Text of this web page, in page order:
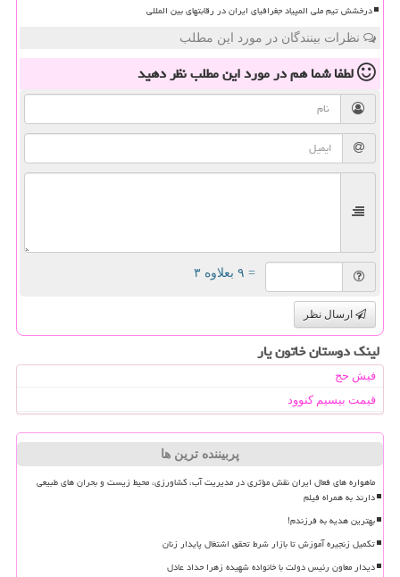
درخشش تیم ملی المپیاد جغرافیای ایران در رقابتهای بین المللی
نظرات بینندگان در مورد این مطلب
لطفا شما همدر مورد این مطلبنظر دهید
= ۹ بعلاوه ۳
ارسال نظر
لینک دوستان خاتون یار
فیش حج
قیمت بیسیم کنوود
پربیننده ترین ها
ماهواره های فعال ایران نقش مؤثری در مدیریت آب، کشاورزی، محیط زیست و بحران های طبیعی
دارند به همراه فیلم
بهترین هدیه به فرزندم!
تکمیل زنجیره آموزش تا بازار شرط تحقق اشتغال پایدار زنان
دیدار معاون رئیس دولت با خانواده شهیده زهرا حداد عادل